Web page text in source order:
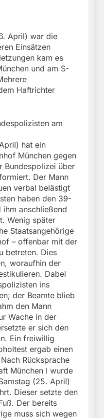
gefährlichen
in den
April) war die
Einsätzen
kam es
und am S-
Haftrichter
am
hat ein
München gegen
Bundespolizei über
Der Mann
verbal belästigt
haben den 39-
anschließend
Wenig später
Staatsangehörige
– offenbar mit der
betreten. Dies
woraufhin der
Dabei
ins
der Beamte blieb
den Mann
Wache in der
er sich den
Ein freiwillig
ergab einen
Rücksprache
München I wurde
(25. April)
Dieser setzte den
Der bereits
muss sich wegen